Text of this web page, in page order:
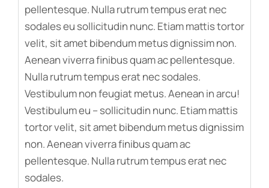
pellentesque. Nulla rutrum tempus erat nec
sodales eu sollicitudin nunc. Etiam mattis tortor
velit, sit amet bibendum metus dignissim non.
Aenean viverra finibus quam ac pellentesque.
Nulla rutrum tempus erat nec sodales.
Vestibulum non feugiat metus. Aenean in arcu!
Vestibulum eu – sollicitudin nunc. Etiam mattis
tortor velit, sit amet bibendum metus dignissim
non. Aenean viverra finibus quam ac
pellentesque. Nulla rutrum tempus erat nec
sodales.